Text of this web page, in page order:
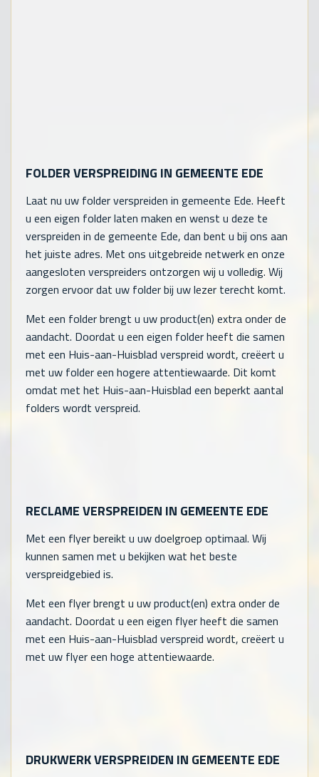
FOLDER VERSPREIDING IN GEMEENTE EDE
Laat nu uw folder verspreiden in gemeente Ede. Heeft
u een eigen folder laten maken en wenst u deze te
verspreiden in de gemeente Ede, dan bent u bij ons aan
het juiste adres. Met ons uitgebreide netwerk en onze
aangesloten verspreiders ontzorgen wij u volledig. Wij
zorgen ervoor dat uw folder bij uw lezer terecht komt.
Met een folder brengt u uw product(en) extra onder de
aandacht. Doordat u een eigen folder heeft die samen
met een Huis-aan-Huisblad verspreid wordt, creëert u
met uw folder een hogere attentiewaarde. Dit komt
omdat met het Huis-aan-Huisblad een beperkt aantal
folders wordt verspreid.
RECLAME VERSPREIDEN IN GEMEENTE EDE
Met een flyer bereikt u uw doelgroep optimaal. Wij
kunnen samen met u bekijken wat het beste
verspreidgebied is.
Met een flyer brengt u uw product(en) extra onder de
aandacht. Doordat u een eigen flyer heeft die samen
met een Huis-aan-Huisblad verspreid wordt, creëert u
met uw flyer een hoge attentiewaarde.
DRUKWERK VERSPREIDEN IN GEMEENTE EDE